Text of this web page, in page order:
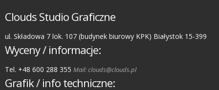
Clouds Studio Graficzne
ul. Składowa 7 lok. 107 (budynek biurowy KPK) Białystok 15-399
Wyceny / informacje:
Tel. +48 600 288 355 Mail: clouds@clouds.pl
Grafik / info techniczne: